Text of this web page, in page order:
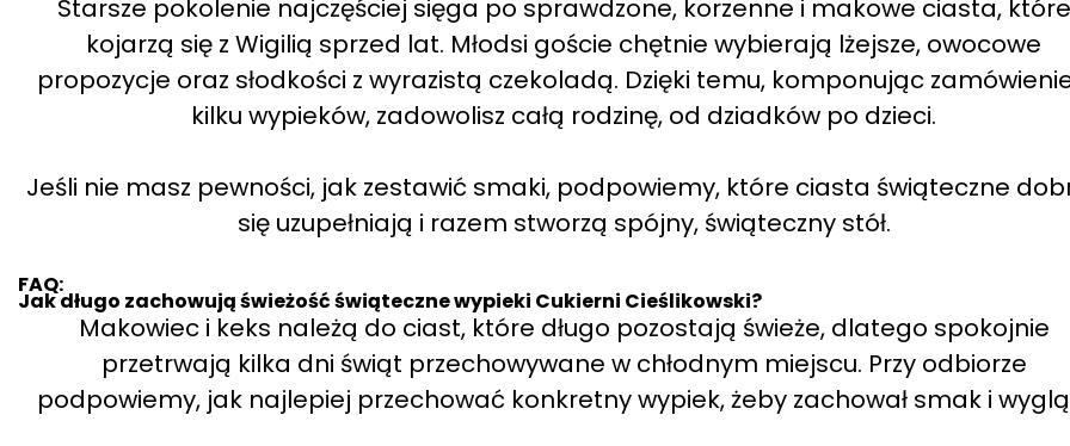
Starsze pokolenie najczęściej sięga po sprawdzone, korzenne i makowe ciasta, które
kojarzą się z Wigilią sprzed lat. Młodsi goście chętnie wybierają lżejsze, owocowe
propozycje oraz słodkości z wyrazistą czekoladą. Dzięki temu, komponując
kilku wypieków, zadowolisz całą rodzinę, od dziadków po dzieci.
Jeśli nie masz pewności, jak zestawić smaki, podpowiemy, które ciasta świąteczne
się uzupełniają i razem stworzą spójny, świąteczny stół.
FAQ:
Jak długo zachowują świeżość świąteczne wypieki Cukierni Cieślikowski?
Makowiec i keks należą do ciast, które długo pozostają świeże, dlatego spokojnie
przetrwają kilka dni świąt przechowywane w chłodnym miejscu. Przy odbiorze
podpowiemy, jak najlepiej przechować konkretny wypiek, żeby zachował smak i